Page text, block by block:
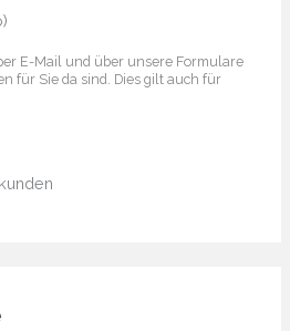
E-Mail und über unsere Formulare
für Sie da sind. Dies gilt auch für